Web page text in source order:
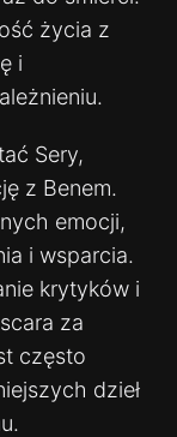
życia z
i
Sery,
z Benem.
emocji,
i wsparcia.
krytyków i
za
często
dzieł